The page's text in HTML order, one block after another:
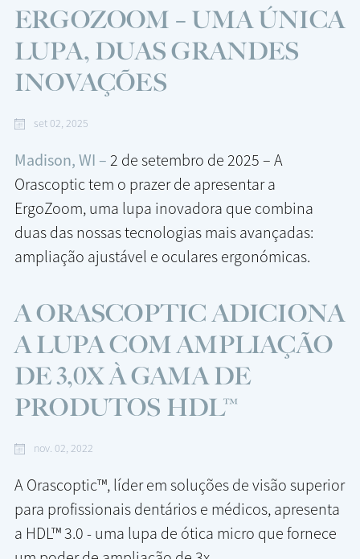
ERGOZOOM – UMA ÚNICA
LUPA, DUAS GRANDES
INOVAÇÕES
set 02, 2025
Madison, WI – 2 de setembro de 2025 – A
Orascoptic tem o prazer de apresentar a
ErgoZoom, uma lupa inovadora que combina
duas das nossas tecnologias mais avançadas:
ampliação ajustável e oculares ergonómicas.
A ORASCOPTIC ADICIONA
A LUPA COM AMPLIAÇÃO
DE 3,0X À GAMA DE
PRODUTOS HDL™
nov. 02, 2022
A Orascoptic™, líder em soluções de visão superior
para profissionais dentários e médicos, apresenta
a HDL™ 3.0 - uma lupa de ótica micro que fornece